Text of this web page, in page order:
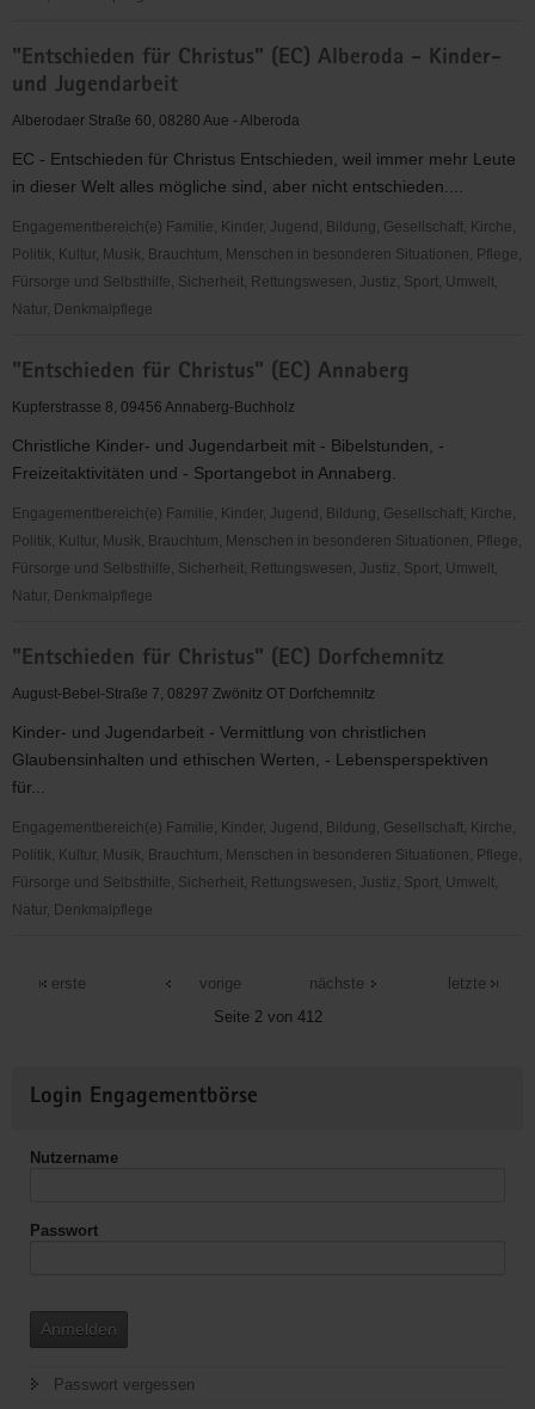
für
Christus"
(EC)
Sächsischer
Jugendverband
in
Beerheide
"Entschieden für Christus" (EC) Alberoda - Kinder-
und Jugendarbeit
Alberodaer Straße 60, 08280 Aue - Alberoda
EC - Entschieden für Christus Entschieden, weil immer mehr Leute
in dieser Welt alles mögliche sind, aber nicht entschieden....
Engagementbereich(e) Familie, Kinder, Jugend, Bildung, Gesellschaft, Kirche,
Politik, Kultur, Musik, Brauchtum, Menschen in besonderen Situationen, Pflege,
Fürsorge und Selbsthilfe, Sicherheit, Rettungswesen, Justiz, Sport, Umwelt,
Natur, Denkmalpflege
für
Christus"
Alberoda
-
Kinder-
und
Jugendarbeit
"Entschieden für Christus" (EC) Annaberg
Kupferstrasse 8, 09456 Annaberg-Buchholz
Christliche Kinder- und Jugendarbeit mit - Bibelstunden, -
Freizeitaktivitäten und - Sportangebot in Annaberg.
Engagementbereich(e) Familie, Kinder, Jugend, Bildung, Gesellschaft, Kirche,
Politik, Kultur, Musik, Brauchtum, Menschen in besonderen Situationen, Pflege,
Fürsorge und Selbsthilfe, Sicherheit, Rettungswesen, Justiz, Sport, Umwelt,
Natur, Denkmalpflege
für
Christus"
Annaberg
"Entschieden für Christus" (EC) Dorfchemnitz
August-Bebel-Straße 7, 08297 Zwönitz OT Dorfchemnitz
Kinder- und Jugendarbeit - Vermittlung von christlichen
Glaubensinhalten und ethischen Werten, - Lebensperspektiven
für...
Engagementbereich(e) Familie, Kinder, Jugend, Bildung, Gesellschaft, Kirche,
Politik, Kultur, Musik, Brauchtum, Menschen in besonderen Situationen, Pflege,
Fürsorge und Selbsthilfe, Sicherheit, Rettungswesen, Justiz, Sport, Umwelt,
Natur, Denkmalpflege
erste
vorige
Seite 2 von 412
nächste letzte
Informationen
Login Engagementbörse
Nutzername
Passwort
Anmelden
Passwort vergessen